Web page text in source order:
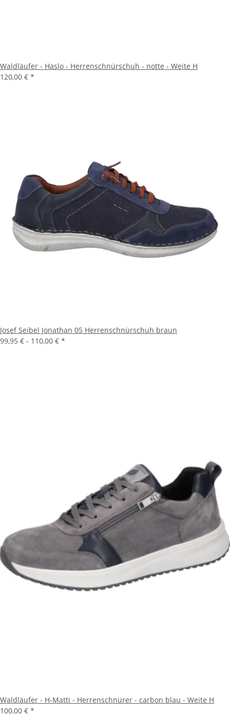
Waldläufer - Haslo - Herrenschnürschuh - notte - Weite H
120,00 € *
Josef Seibel Jonathan 05 Herrenschnürschuh braun
99,95 € - 110,00 € *
Waldläufer - H-Matti - Herrenschnürer - carbon blau - Weite H
100,00 € *